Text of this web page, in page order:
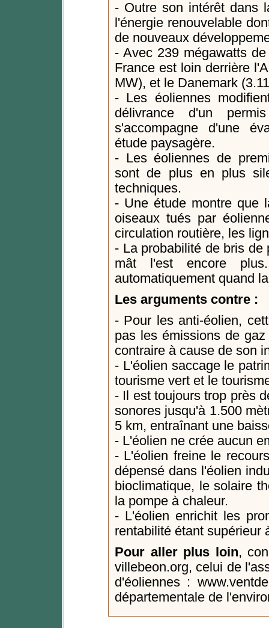
- Outre son intérêt dans
l'énergie renouvelable
de nouveaux
- Avec 239 mégawatts
France est loin derrière
MW), et le Danemark
- Les éoliennes
délivrance d'un
s'accompagne d'une
étude paysagère.
- Les éoliennes de
sont de plus en plus
techniques.
- Une étude montre que
oiseaux tués par
circulation routière, les
- La probabilité de bris
mât l'est encore
automatiquement quand
Les arguments contre :
- Pour les anti-éolien,
pas les émissions de
contraire à cause de son
- L'éolien saccage le
tourisme vert et le
- Il est toujours trop près
sonores jusqu'à 1.500
5 km, entraînant une
- L'éolien ne crée aucun
- L'éolien freine le
dépensé dans l'éolien
bioclimatique, le solaire
la pompe à chaleur.
- L'éolien enrichit les
rentabilité étant supérieur
Pour aller plus loin,
villebeon.org, celui de
d'éoliennes :
départementale de